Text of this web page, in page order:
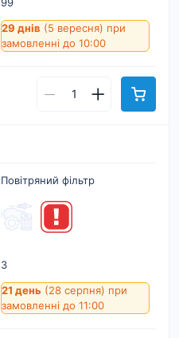
29 днів (5 вересня) при
замовленні до 10:00
Повітряний фільтр
3
21 день (28 серпня) при
замовленні до 11:00